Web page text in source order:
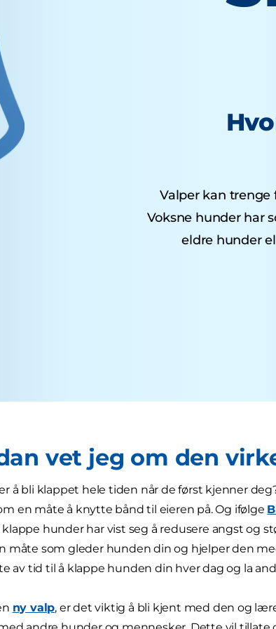
Valper kan trenge
Voksne hunder har
eldre hunder
vet jeg om den
å bli klappet hele tiden når de først kjenner
en måte å knytte bånd til eieren på. Og ifølge
hunder har vist seg å redusere angst og
måte som gleder hunden din og hjelper den
av tid til å klappe hunden din hver dag og la
ny valp, er det viktig å bli kjent med den og